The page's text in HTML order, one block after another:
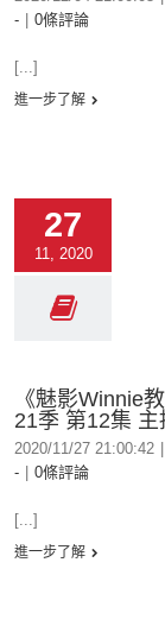
-
0條評論
[...]
進一步了解
27
11, 2020
《魅影Winnie
21季 第12集
2020/11/27 21:00:42
-
0條評論
[...]
進一步了解